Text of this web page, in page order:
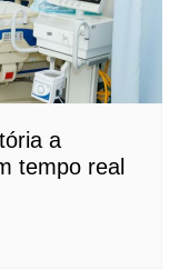
a
tempo real